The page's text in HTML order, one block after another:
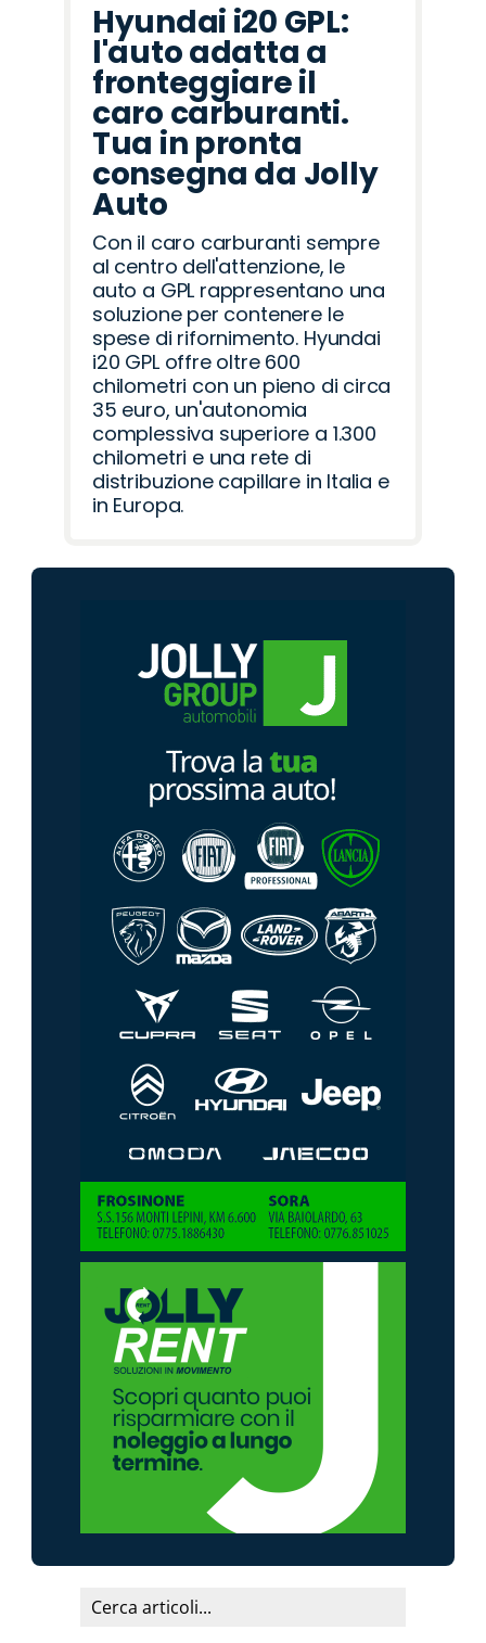
Hyundai i20 GPL:
l'auto adatta a
fronteggiare il
caro carburanti.
Tua in pronta
consegna da Jolly
Auto
Con il caro carburanti sempre
al centro dell'attenzione, le
auto a GPL rappresentano una
soluzione per contenere le
spese di rifornimento. Hyundai
i20 GPL offre oltre 600
chilometri con un pieno di circa
35 euro, un'autonomia
complessiva superiore a 1.300
chilometri e una rete di
distribuzione capillare in Italia e
in Europa.